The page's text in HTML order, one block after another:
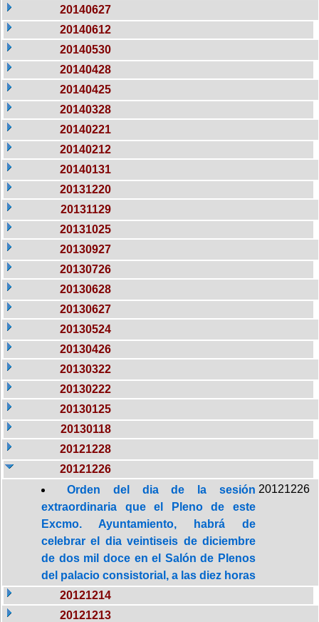
20140627
20140612
20140530
20140428
20140425
20140328
20140221
20140212
20140131
20131220
20131129
20131025
20130927
20130726
20130628
20130627
20130524
20130426
20130322
20130222
20130125
20130118
20121228
20121226
Orden del dia de la sesión
extraordinaria que el Pleno de este
Excmo. Ayuntamiento, habrá de
celebrar el dia veintiseis de diciembre
de dos mil doce en el Salón de Plenos
del palacio consistorial, a las diez horas
20121226
20121214
20121213